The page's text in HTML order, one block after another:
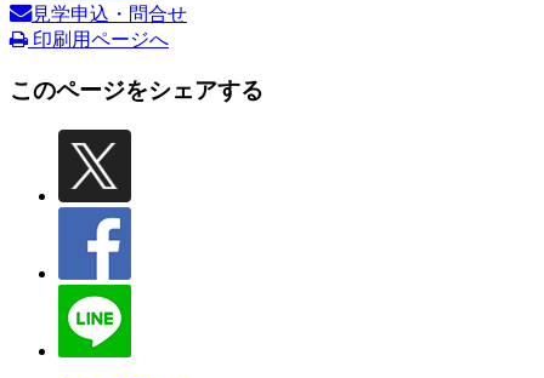
見学申込・問合せ
印刷用ページへ
このページをシェアする